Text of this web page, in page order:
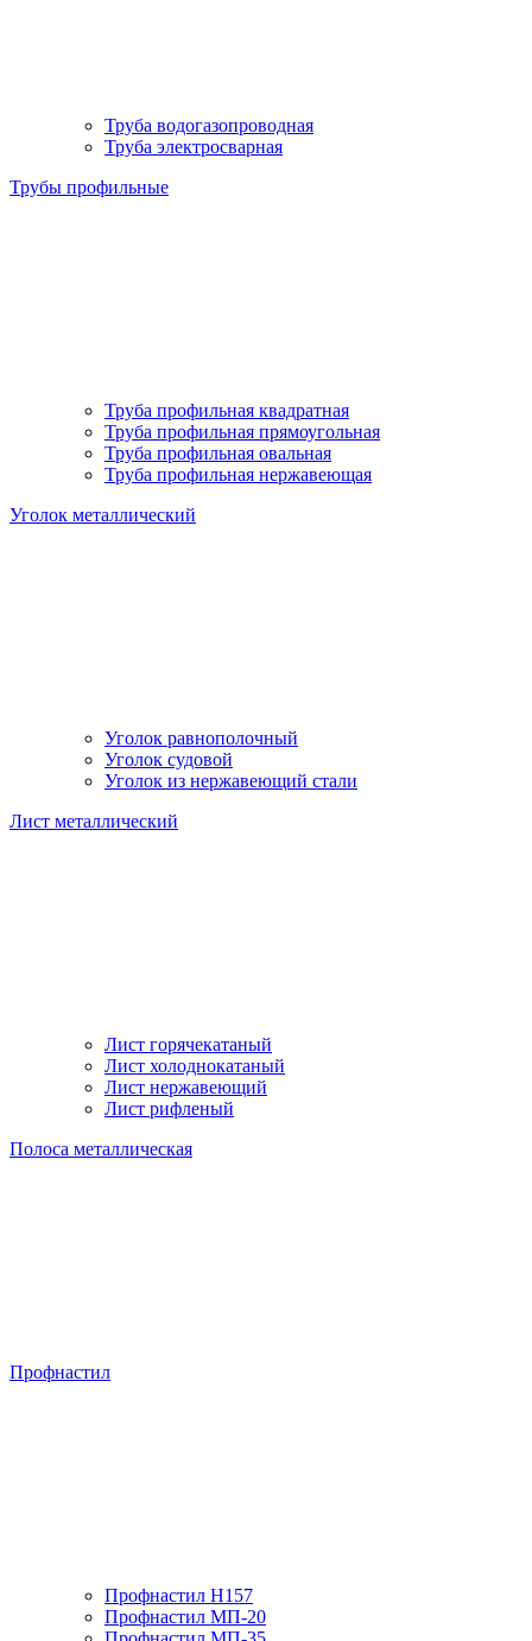
Труба водогазопроводная
Труба электросварная
Трубы профильные
Труба профильная квадратная
Труба профильная прямоугольная
Труба профильная овальная
Труба профильная нержавеющая
Уголок металлический
Уголок равнополочный
Уголок судовой
Уголок из нержавеющий стали
Лист металлический
Лист горячекатаный
Лист холоднокатаный
Лист нержавеющий
Лист рифленый
Полоса металлическая
Профнастил
Профнастил H157
Профнастил МП-20